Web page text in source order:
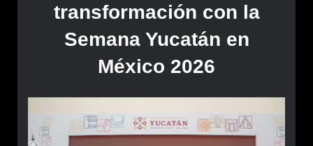
transformación con la
Semana Yucatán en
México 2026